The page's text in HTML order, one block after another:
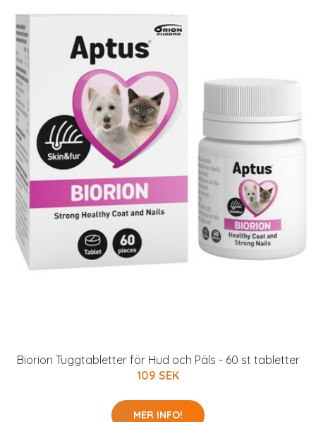
Biorion Tuggtabletter för Hud och Päls - 60 st tabletter
109 SEK
MER INFO!